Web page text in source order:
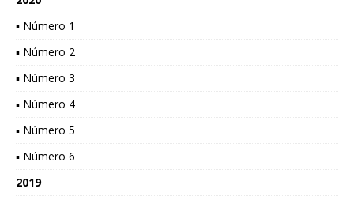
▪ Número 1
▪ Número 2
▪ Número 3
▪ Número 4
▪ Número 5
▪ Número 6
2019